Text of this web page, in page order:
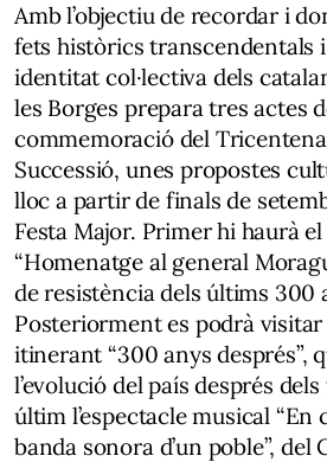
Amb l’objectiu de recordar i
fets històrics transcendentals
identitat col·lectiva dels
les Borges prepara tres actes
commemoració del
Successió, unes propostes
lloc a partir de finals de
Festa Major. Primer hi haurà
“Homenatge al general
de resistència dels últims 300
Posteriorment es podrà visitar
itinerant “300 anys després”,
l’evolució del país després dels
últim l’espectacle musical “En
banda sonora d’un poble”, del